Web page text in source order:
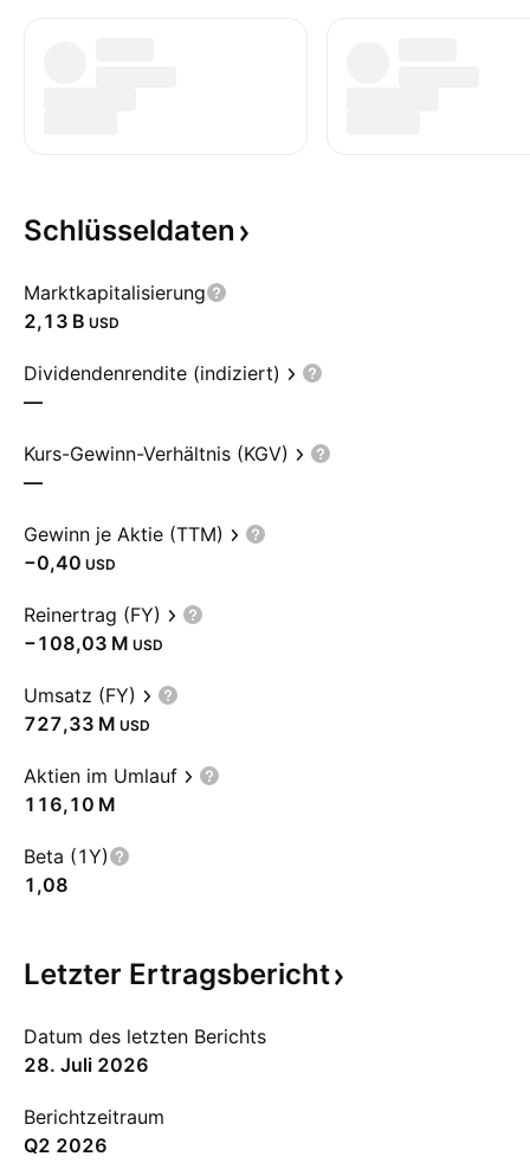
Schlüsseldaten
Marktkapitalisierung
‪2,13 B‬ USD
Dividendenrendite (indiziert)
—
Kurs-Gewinn-Verhältnis (KGV)
—
Gewinn je Aktie (TTM)
−0,40 USD
Reinertrag (FY)
‪−108,03 M‬ USD
Umsatz (FY)
‪727,33 M‬ USD
Aktien im Umlauf
‪116,10 M‬
Beta (1Y)
1,08
Letzter Ertragsbericht
Datum des letzten Berichts
28. Juli 2026
Berichtzeitraum
Q2 2026